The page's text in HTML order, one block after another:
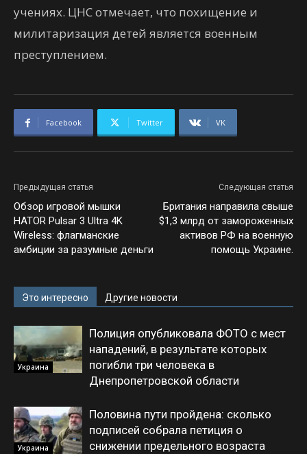
учениях. ЦНС отмечает, что похищение и
милитаризация детей является военным
преступлением.
Facebook Twitter VK
Предыдущая статья
Обзор игровой мышки
HATOR Pulsar 3 Ultra 4K
Wireless: флагманские
амбиции за разумные деньги
Следующая статья
Британия направила свыше
$1,3 млрд от замороженных
активов РФ на военную
помощь Украине.
Это интересно Другие новости
Украина
Полиция опубликовала ФОТО с мест
нападений, в результате которых
погибли три человека в
Днепропетровской области
Украина
Половина пути пройдена: сколько
подписей собрала петиция о
снижении предельного возраста